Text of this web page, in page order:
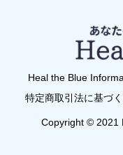
Heal the Blue
特定商取引法に基づ
Copyright © 2021